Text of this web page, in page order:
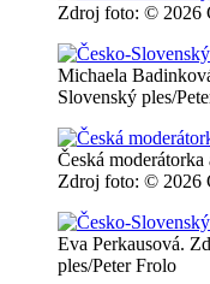
Zdroj foto: © 2026
Michaela
Slovenský ples/
Česká
Zdroj foto: © 2026
Eva Perkausová.
ples/Peter Frolo